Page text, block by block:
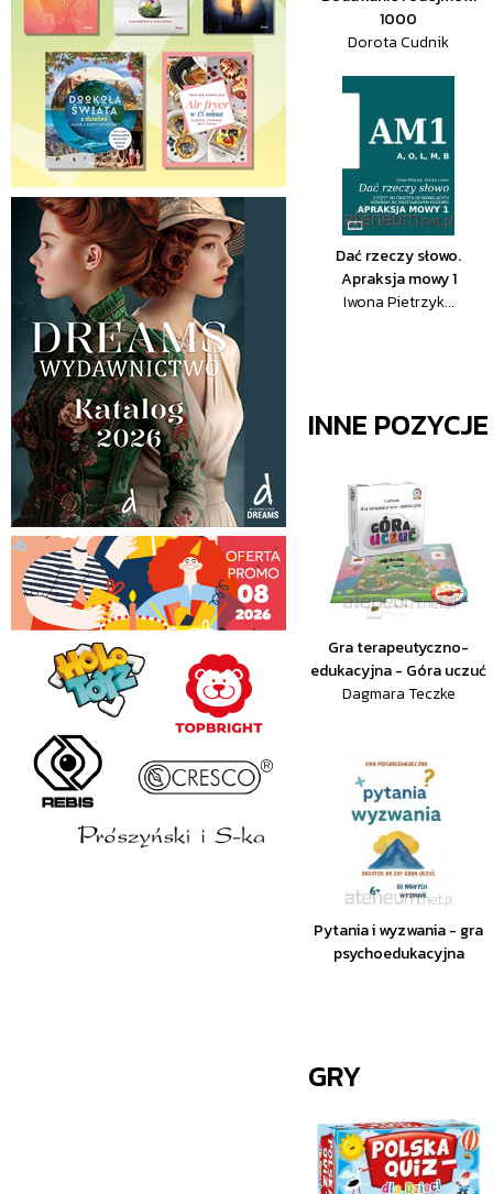
1000
Dorota Cudnik
Dać rzeczy słowo.
Apraksja mowy 1
Iwona Pietrzyk...
INNE
Gra terapeutyczno-
edukacyjna - Góra uczuć
Dagmara Teczke
Pytania i wyzwania - gra
psychoedukacyjna
GRY